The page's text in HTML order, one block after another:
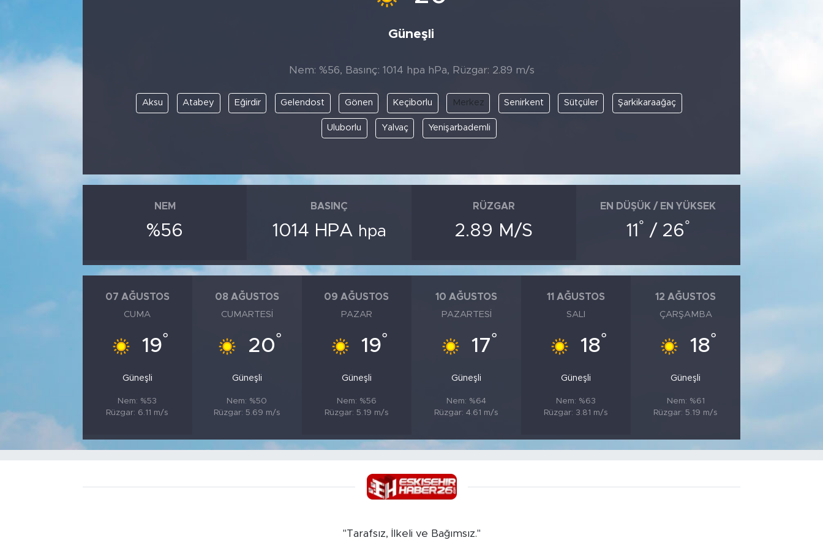
Güneşli
Nem: %56, Basınç: 1014 hpa hPa, Rüzgar: 2.89 m/s
Aksu Atabey Eğirdir Gelendost Gönen Keçiborlu Merkez Senirkent Sütçüler Şarkikaraağaç
Uluborlu Yalvaç Yenişarbademli
NEM
%56
BASINÇ
1014 HPA hpa
RÜZGAR
2.89 M/S
EN DÜŞÜK / EN YÜKSEK
11 ° / 26°
07 AĞUSTOS
CUMA
19°
Güneşli
Nem: %53
Rüzgar: 6.11 m/s
08 AĞUSTOS
CUMARTESI
20°
Güneşli
Nem: %50
Rüzgar: 5.69 m/s
09 AĞUSTOS
PAZAR
19°
Güneşli
Nem: %56
Rüzgar: 5.19 m/s
10 AĞUSTOS
PAZARTESI
17°
Güneşli
Nem: %64
Rüzgar: 4.61 m/s
11 AĞUSTOS
SALI
18°
Güneşli
Nem: %63
Rüzgar: 3.81 m/s
12 AĞUSTOS
ÇARŞAMBA
18°
Güneşli
Nem: %61
Rüzgar: 5.19 m/s
"Tarafsız, İlkeli ve Bağımsız."
Teknoloji